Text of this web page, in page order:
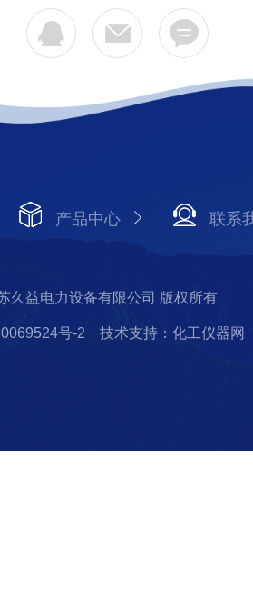
产品中心 联系
久益电力设备有限公司 版权所有
号-2
技术支持：化工仪器网